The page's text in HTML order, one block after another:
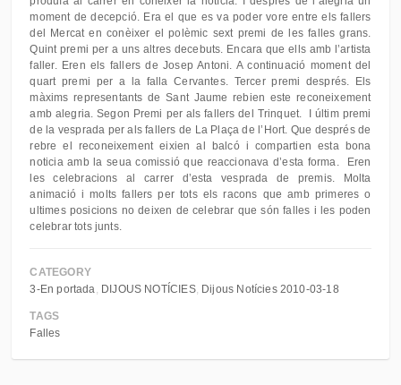
moment de decepció. Era el que es va poder vore entre els fallers
del Mercat en conèixer el polèmic sext premi de les falles grans.
Quint premi per a uns altres decebuts. Encara que ells amb l’artista
faller. Eren els fallers de Josep Antoni. A continuació moment del
quart premi per a la falla Cervantes. Tercer premi després. Els
màxims representants de Sant Jaume rebien este reconeixement
amb alegria. Segon Premi per als fallers del Trinquet. I últim premi
de la vesprada per als fallers de La Plaça de l’Hort. Que després de
rebre el reconeixement eixien al balcó i compartien esta bona
noticia amb la seua comissió que reaccionava d’esta forma. Eren
les celebracions al carrer d’esta vesprada de premis. Molta
animació i molts fallers per tots els racons que amb primeres o
ultimes posicions no deixen de celebrar que són falles i les poden
celebrar tots junts.
CATEGORY
3-En portada
DIJOUS NOTÍCIES Dijous Notícies 2010-03-18
TAGS
Falles